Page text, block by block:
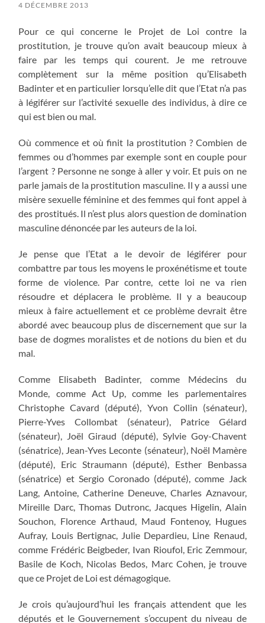
4 DÉCEMBRE 2013
Pour ce qui concerne le Projet de Loi contre la
prostitution, je trouve qu’on avait beaucoup mieux à
faire par les temps qui courent. Je me retrouve
complètement sur la même position qu’Elisabeth
Badinter et en particulier lorsqu’elle dit que l’Etat n’a pas
à légiférer sur l’activité sexuelle des individus, à dire ce
qui est bien ou mal.
Où commence et où finit la prostitution ? Combien de
femmes ou d’hommes par exemple sont en couple pour
l’argent ? Personne ne songe à aller y voir. Et puis on ne
parle jamais de la prostitution masculine. Il y a aussi une
misère sexuelle féminine et des femmes qui font appel à
des prostitués. Il n’est plus alors question de domination
masculine dénoncée par les auteurs de la loi.
Je pense que l’Etat a le devoir de légiférer pour
combattre par tous les moyens le proxénétisme et toute
forme de violence. Par contre, cette loi ne va rien
résoudre et déplacera le problème. Il y a beaucoup
mieux à faire actuellement et ce problème devrait être
abordé avec beaucoup plus de discernement que sur la
base de dogmes moralistes et de notions du bien et du
mal.
Comme Elisabeth Badinter, comme Médecins du
Monde, comme Act Up, comme les parlementaires
Christophe Cavard (député), Yvon Collin (sénateur),
Pierre-Yves Collombat (sénateur), Patrice Gélard
(sénateur), Joël Giraud (député), Sylvie Goy-Chavent
(sénatrice), Jean-Yves Leconte (sénateur), Noël Mamère
(député), Eric Straumann (député), Esther Benbassa
(sénatrice) et Sergio Coronado (député), comme Jack
Lang, Antoine, Catherine Deneuve, Charles Aznavour,
Mireille Darc, Thomas Dutronc, Jacques Higelin, Alain
Souchon, Florence Arthaud, Maud Fontenoy, Hugues
Aufray, Louis Bertignac, Julie Depardieu, Line Renaud,
comme Frédéric Beigbeder, Ivan Rioufol, Eric Zemmour,
Basile de Koch, Nicolas Bedos, Marc Cohen, je trouve
que ce Projet de Loi est démagogique.
Je crois qu’aujourd’hui les français attendent que les
députés et le Gouvernement s’occupent du niveau de